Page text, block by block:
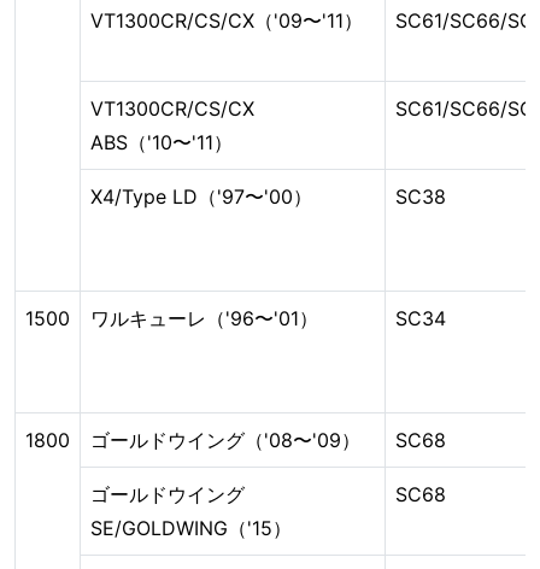
VT1300CR/CS/CX（'09〜'11） SC61/SC66/
VT1300CR/CS/CX
ABS（'10〜'11）
SC61/SC66/
X4/Type LD（'97〜'00） SC38
1500 ワルキューレ（'96〜'01） SC34
1800 ゴールドウイング（'08〜'09） SC68
ゴールドウイング
SE/GOLDWING（'15）
SC68